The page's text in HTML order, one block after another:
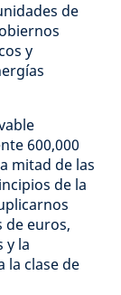
de
y
600,000
mitad de las
de la
de euros,
y la
la clase de